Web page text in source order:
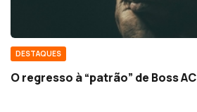
DESTAQUES
O regresso à “patrão” de Boss AC